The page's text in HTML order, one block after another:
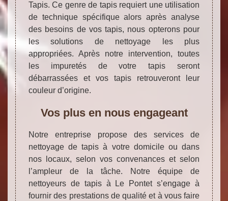
Tapis. Ce genre de tapis requiert une utilisation
de technique spécifique alors après analyse
des besoins de vos tapis, nous opterons pour
les solutions de nettoyage les plus
appropriées. Après notre intervention, toutes
les impuretés de votre tapis seront
débarrassées et vos tapis retrouveront leur
couleur d’origine.
Vos plus en nous engageant
Notre entreprise propose des services de
nettoyage de tapis à votre domicile ou dans
nos locaux, selon vos convenances et selon
l’ampleur de la tâche. Notre équipe de
nettoyeurs de tapis à Le Pontet s’engage à
fournir des prestations de qualité et à vous faire